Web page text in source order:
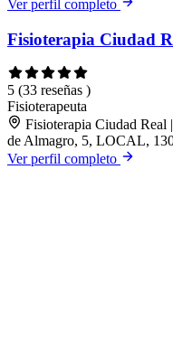
Ver perfil completo
Fisioterapia Ciudad
5 (33 reseñas )
Fisioterapeuta
Fisioterapia Ciudad Real
de Almagro, 5, LOCAL,
Ver perfil completo